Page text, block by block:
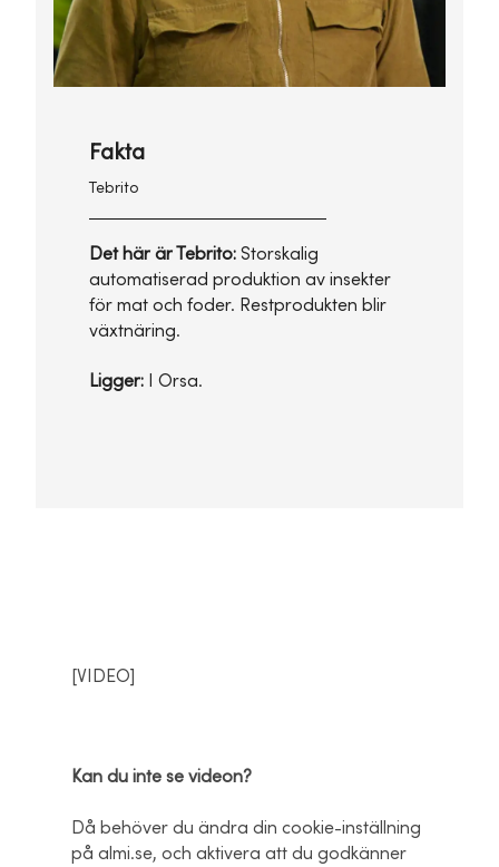
Fakta
Tebrito
Det här är Tebrito: Storskalig
automatiserad produktion av insekter
för mat och foder. Restprodukten blir
växtnäring.
Ligger: I Orsa.
[VIDEO]
Kan du inte se videon?
Då behöver du ändra din cookie-inställning
på almi.se, och aktivera att du godkänner